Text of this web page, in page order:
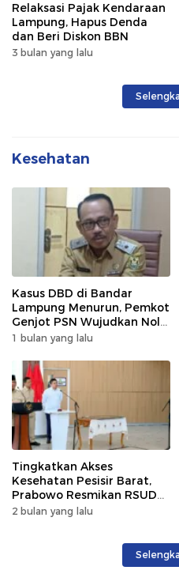
Relaksasi Pajak Kendaraan
Lampung, Hapus Denda
dan Beri Diskon BBN
3 bulan yang lalu
Kesehatan
Kasus DBD di Bandar
Lampung Menurun, Pemkot
Genjot PSN Wujudkan Nol
Kematian
1 bulan yang lalu
Tingkatkan Akses
Kesehatan Pesisir Barat,
Prabowo Resmikan RSUD
KH Muhammad Thohir
2 bulan yang lalu